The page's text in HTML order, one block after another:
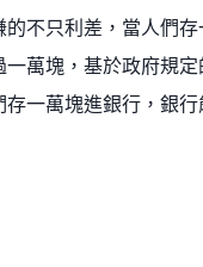
不只利差，當人們存
萬塊，基於政府規定
一萬塊進銀行，銀行